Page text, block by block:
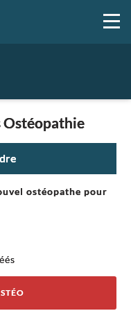
Ostéopathie
ostéopathe pour